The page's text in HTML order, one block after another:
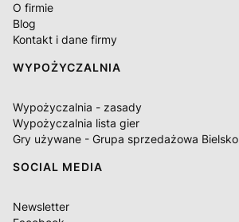
O firmie
Blog
Kontakt i dane firmy
WYPOŻYCZALNIA
Wypożyczalnia - zasady
Wypożyczalnia lista gier
Gry używane - Grupa sprzedażowa Bielsko
SOCIAL MEDIA
Newsletter